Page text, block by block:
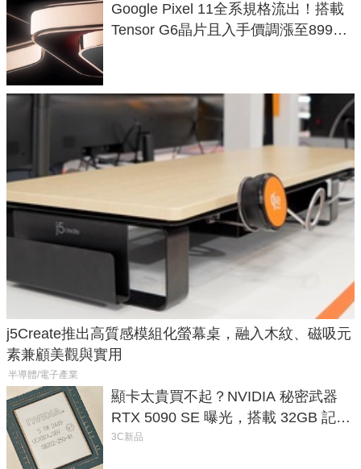
Google Pixel 11全系規格流出！搭載
Tensor G6晶片且入手價調漲至899美
j5Create推出高質感模組化螢幕桌，融入木紋、磁吸元
素兼顧美觀與實用
半導體/電子產業
顯卡太貴買不起？NVIDIA 秘密武器
RTX 5090 SE 曝光，搭載 32GB 記憶
體
3C新品